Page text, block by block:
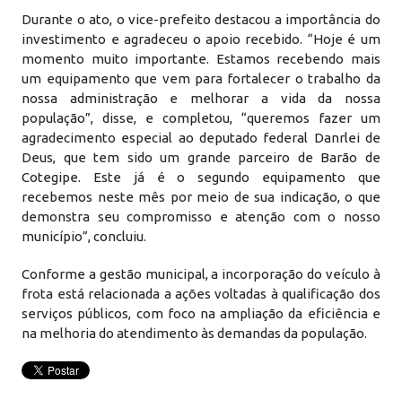
Durante o ato, o vice-prefeito destacou a importância do
investimento e agradeceu o apoio recebido. “Hoje é um
momento muito importante. Estamos recebendo mais
um equipamento que vem para fortalecer o trabalho da
nossa administração e melhorar a vida da nossa
população”, disse, e completou, “queremos fazer um
agradecimento especial ao deputado federal Danrlei de
Deus, que tem sido um grande parceiro de Barão de
Cotegipe. Este já é o segundo equipamento que
recebemos neste mês por meio de sua indicação, o que
demonstra seu compromisso e atenção com o nosso
município”, concluiu.
Conforme a gestão municipal, a incorporação do veículo à
frota está relacionada a ações voltadas à qualificação dos
serviços públicos, com foco na ampliação da eficiência e
na melhoria do atendimento às demandas da população.